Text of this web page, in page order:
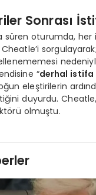
Sonrası
süren oturumda, her
“derhal istifa
eleştirilerin
duyurdu. Cheatle,
olmuştu.